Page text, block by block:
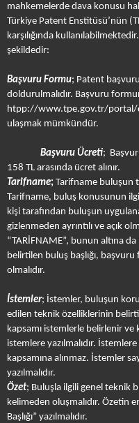
mahkemelerde dava konusu
Türkiye Patent Enstitüsü’nün
karşılığında
şekildedir:
Başvuru Formu; Patent
doldurulmalıdır. Başvuru
htpp://www.tpe.gov.tr/portal/
ulaşmak mümkündür.
Başvuru Ücreti;
158 TL arasında ücret alınır.
Tarifname; Tarifname buluşun
Tarifname, buluş konusunun
kişi tarafından buluşun
gizlenmeden ayrıntılı ve açık
“TARİFNAME”, bunun altına da
belirtilen buluş başlığı,
olmalıdır.
İstemler; İstemler, buluşun
edilen teknik özelliklerinin
kapsamı istemlerle belirlenir
istemlere yazılmalıdır.
kapsamına alınmaz. İstemler
yazılmalıdır.
Özet; Buluşla ilgili genel teknik
kelimeden oluşmalıdır. Özetin
Başlığı” yazılmalıdır.